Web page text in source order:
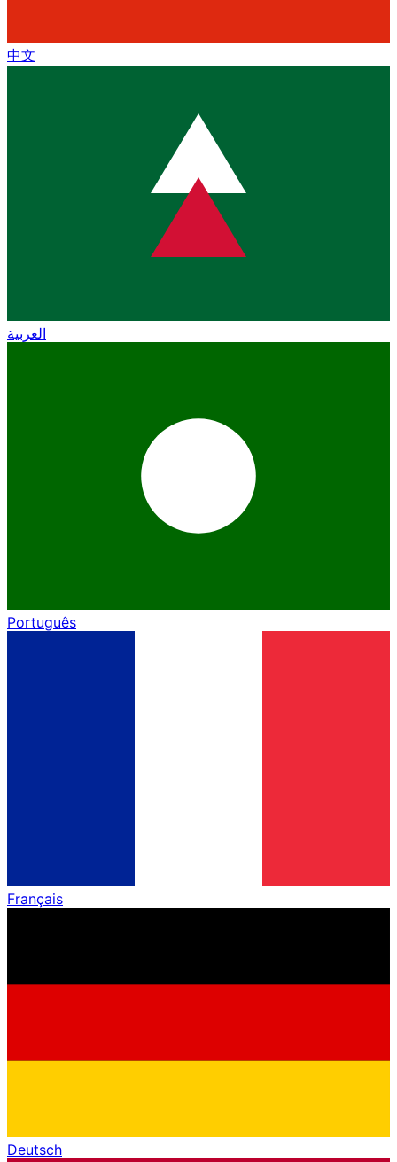
中文
العربية
Português
Français
Deutsch